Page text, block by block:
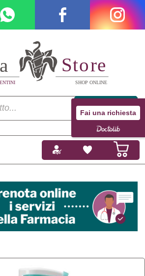
Fai una richiesta